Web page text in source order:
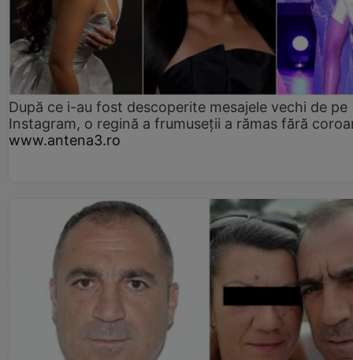
După ce i-au fost descoperite mesajele vechi de pe
Instagram, o regină a frumuseții a rămas fără
www.antena3.ro